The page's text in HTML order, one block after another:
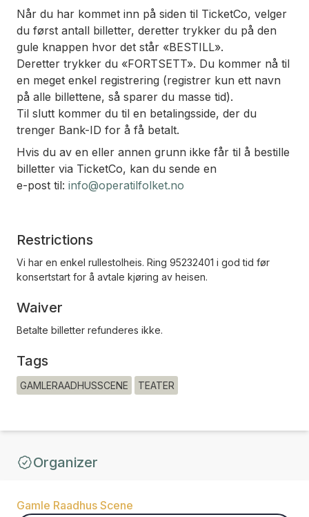
Når du har kommet inn på siden til TicketCo, velger
du først antall billetter, deretter trykker du på den
gule knappen hvor det står «BESTILL».
Deretter trykker du «FORTSETT». Du kommer nå til
en meget enkel registrering (registrer kun ett navn
på alle billettene, så sparer du masse tid).
Til slutt kommer du til en betalingsside, der du
trenger Bank-ID for å få betalt.
Hvis du av en eller annen grunn ikke får til å bestille
billetter via TicketCo, kan du sende en
e-post til: info@operatilfolket.no
Restrictions
Vi har en enkel rullestolheis. Ring 95232401 i god tid før
konsertstart for å avtale kjøring av heisen.
Waiver
Betalte billetter refunderes ikke.
Tags
GAMLERAADHUSSCENE TEATER
Organizer
Gamle Raadhus Scene